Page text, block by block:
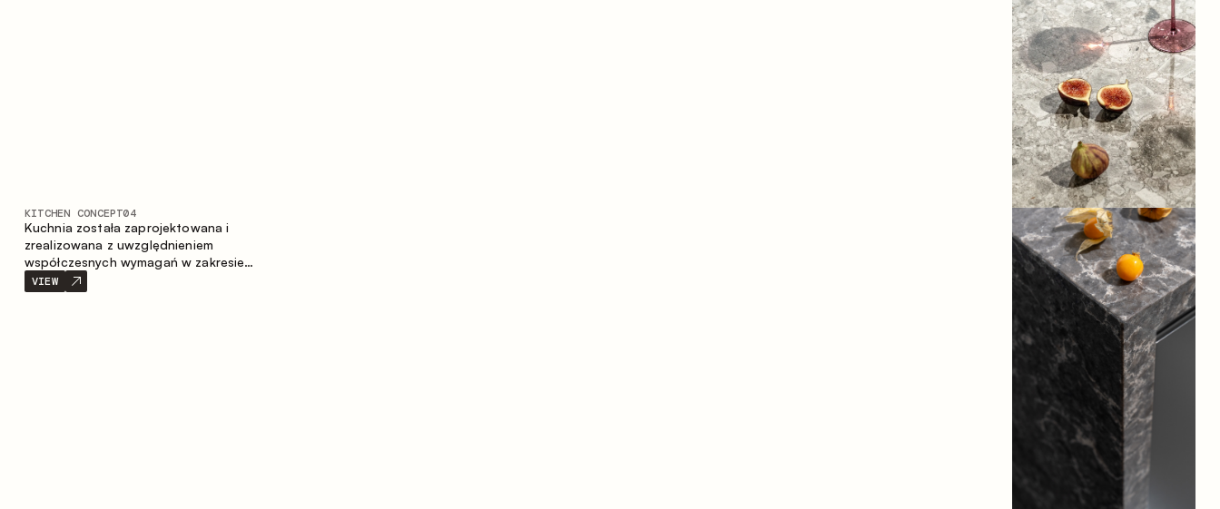
KITCHEN CONCEPT04
Kuchnia została zaprojektowana i
zrealizowana z uwzględnieniem
współczesnych wymagań w zakresie
funkcjonalności oraz estetyki. Połączenie
różnorodnych faktur tworzy spójną,
VIEW